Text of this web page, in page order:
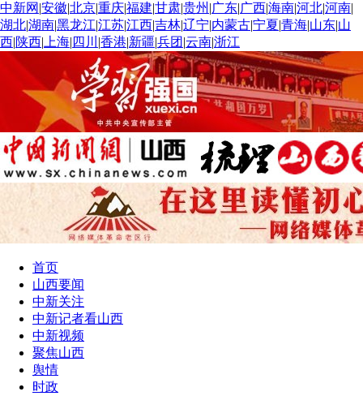
中新网 |安徽|北京|重庆|福建|甘肃|贵州 |广东|广西|海南|河北|河南|
湖北|湖南|黑龙江|江苏|江西|吉林|辽宁|内蒙古|宁夏|青海|山东|山
西|陕西| 上海| 四川 |香港|新疆|兵团 |云南|浙江
首页
山西要闻
中新关注
中新记者看山西
中新视频
聚焦山西
舆情
时政